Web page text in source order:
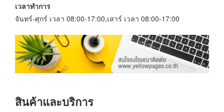
เวลาทำการ
จันทร์-ศุกร์ เวลา 08:00-17:00,เสาร์ เวลา 08:00-17:00
สินค้าและบริการ